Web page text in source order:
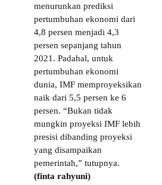
menurunkan prediksi
pertumbuhan ekonomi dari
4,8 persen menjadi 4,3
persen sepanjang tahun
2021. Padahal, untuk
pertumbuhan ekonomi
dunia, IMF memproyeksikan
naik dari 5,5 persen ke 6
persen. “Bukan tidak
mungkin proyeksi IMF lebih
presisi dibanding proyeksi
yang disampaikan
pemerintah,” tutupnya.
(finta rahyuni)